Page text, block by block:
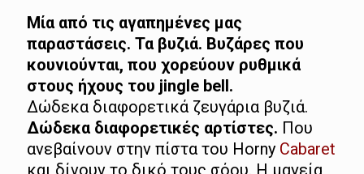
Μία από τις αγαπημένες μας
παραστάσεις. Τα βυζιά. Βυζάρες που
κουνιούνται, που χορεύουν ρυθμικά
στους ήχους του jingle bell.
Δώδεκα διαφορετικά ζευγάρια βυζιά.
Δώδεκα διαφορετικές αρτίστες. Που
ανεβαίνουν στην πίστα του Horny Cabaret